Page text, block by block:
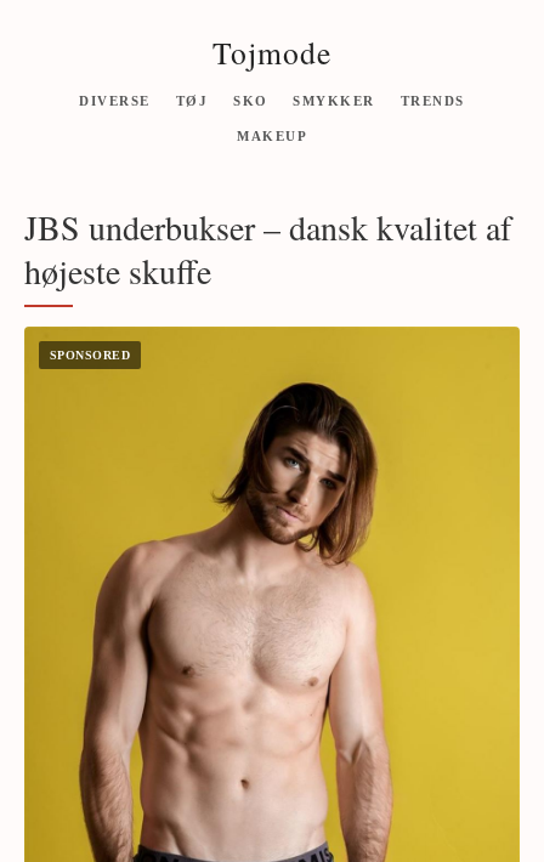
Tojmode
DIVERSE TØJ SKO SMYKKER TRENDS
MAKEUP
JBS underbukser – dansk kvalitet af
højeste skuffe